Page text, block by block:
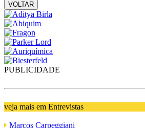
VOLTAR
PUBLICIDADE
veja mais em Entrevistas
Marcos Carpeggiani